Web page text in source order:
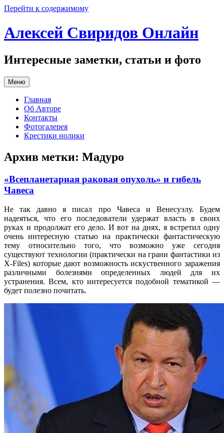
Перейти к содержимому
Алексей Свиридов Онлайн
Интересные заметки, статьи и фото
Меню
Главная
Об Авторе
Контакты
Фотогалерея
Крестики нолики
Архив метки: Мадуро
«Всепланетарная раковая опухоль» и гибель
Чавеса
Не так давно я писал про Чавеса и Венесуэлу. Будем
надеяться, что его последователи удержат власть в своих
руках и продолжат его дело. И вот на днях, я встретил одну
очень интересную статью на практически фантастическую
тему относительно того, что возможно уже сегодня
существуют технологии (практически на грани фантастики из
X-Files) которые дают возможность искуственного заражения
различными болезнями определенных людей для их
устранения. Всем, кто интересуется подобной тематикой —
будет полезно почитать.